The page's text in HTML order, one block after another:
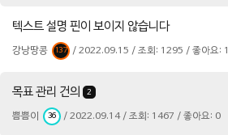
텍스트 설명 핀이 보이지 않습니다
강낭땅콩 137 / 2022.09.15 / 조회: 1295 / 좋아요: 1
목표 관리 건의 2
쁨쁨이 36 / 2022.09.14 / 조회: 1467 / 좋아요: 0